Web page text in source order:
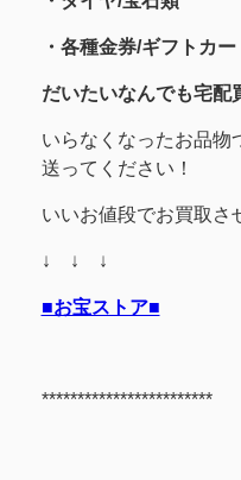
・各種金券/ギフトカ
だいたいなんでも宅配
いらなくなったお品物
送ってください！
いいお値段でお買取さ
↓ ↓ ↓
■お宝ストア■
************************